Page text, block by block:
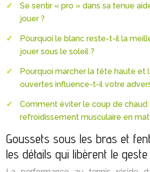
Se sentir « pro » dans sa tenue
jouer ?
Pourquoi le blanc reste-t-il la
jouer sous le soleil ?
Pourquoi marcher la tête haute et
ouvertes influence-t-il votre
Comment éviter le coup de chaud
refroidissement musculaire en
Goussets sous les bras et
les détails qui libèrent le geste